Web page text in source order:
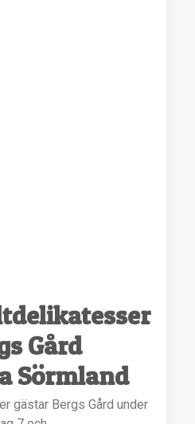
Gård
Sörmland
gästar Bergs Gård under